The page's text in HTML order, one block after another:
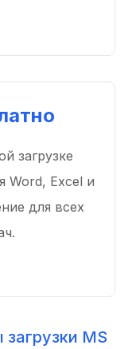
загрузке
Word, Excel и
для всех
MS